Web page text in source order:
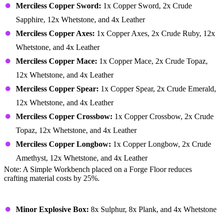
Merciless Copper Sword: 1x Copper Sword, 2x Crude
Sapphire, 12x Whetstone, and 4x Leather
Merciless Copper Axes: 1x Copper Axes, 2x Crude Ruby, 12x
Whetstone, and 4x Leather
Merciless Copper Mace: 1x Copper Mace, 2x Crude Topaz,
12x Whetstone, and 4x Leather
Merciless Copper Spear: 1x Copper Spear, 2x Crude Emerald,
12x Whetstone, and 4x Leather
Merciless Copper Crossbow: 1x Copper Crossbow, 2x Crude
Topaz, 12x Whetstone, and 4x Leather
Merciless Copper Longbow: 1x Copper Longbow, 2x Crude
Amethyst, 12x Whetstone, and 4x Leather
Note: A Simple Workbench placed on a Forge Floor reduces
crafting material costs by 25%.
Minor Explosive Box: 8x Sulphur, 8x Plank, and 4x Whetstone